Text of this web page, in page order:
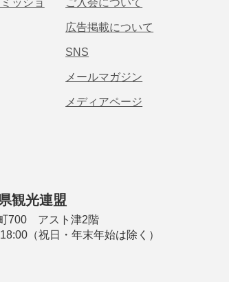
ッショ
ご入会について
広告掲載について
SNS
メールマガジン
メディアページ
観光連盟
700 アスト津2階
（祝日・年末年始は除く）